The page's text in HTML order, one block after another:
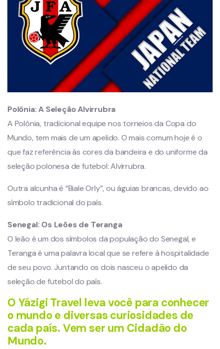
Polônia: A Seleção Alvirrubra
A Polônia, tradicional equipe nos torneios da Copa do
Mundo, tem mais de um apelido. O mais comum hoje é o
que faz referência às cores da bandeira e do uniforme da
seleção polonesa de futebol: Alvirrubra.
Outra alcunha é “Biale Orly”, ou águias brancas, devido ao
símbolo tradicional do país.
Senegal: Os Leões de Teranga
O leão é um dos símbolos da população do Senegal, e
Teranga é uma palavra local que se refere à hospitalidade
de seu povo. Juntando os dois nasceu o apelido da
seleção de futebol do país.
O Yázigi Travel leva você para conhecer
o mundo e diversas curiosidades de
cada país. Vem ser um Cidadão do
Mundo.